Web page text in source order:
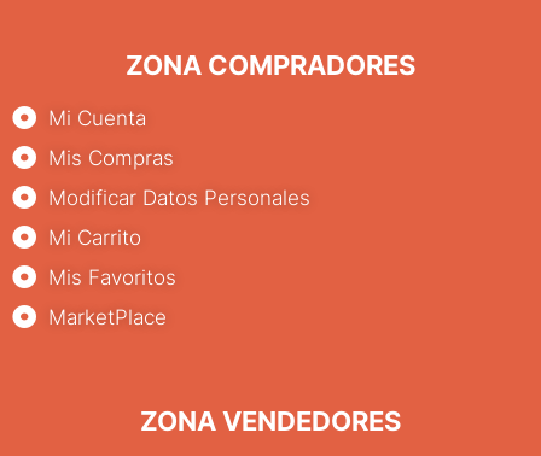
ZONA COMPRADORES
Mi Cuenta
Mis Compras
Modificar Datos Personales
Mi Carrito
Mis Favoritos
MarketPlace
ZONA VENDEDORES